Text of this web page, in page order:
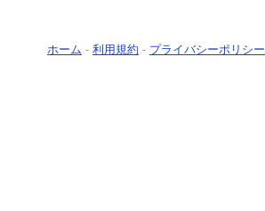
ホーム - 利用規約 - プライバシーポリシー